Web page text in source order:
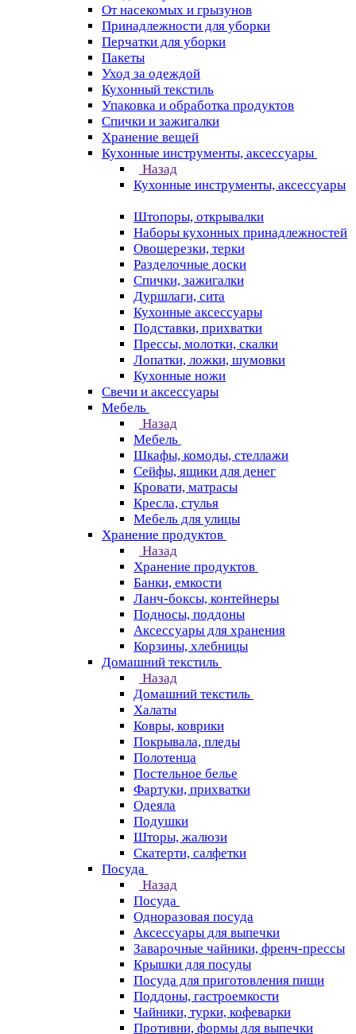
От насекомых и грызунов
Принадлежности для уборки
Перчатки для уборки
Пакеты
Уход за одеждой
Кухонный текстиль
Упаковка и обработка продуктов
Спички и зажигалки
Хранение вещей
Кухонные инструменты, аксессуары
Назад
Кухонные инструменты, аксессуары
Штопоры, открывалки
Наборы кухонных принадлежностей
Овощерезки, терки
Разделочные доски
Спички, зажигалки
Дуршлаги, сита
Кухонные аксессуары
Подставки, прихватки
Прессы, молотки, скалки
Лопатки, ложки, шумовки
Кухонные ножи
Свечи и аксессуары
Мебель
Назад
Мебель
Шкафы, комоды, стеллажи
Сейфы, ящики для денег
Кровати, матрасы
Кресла, стулья
Мебель для улицы
Хранение продуктов
Назад
Хранение продуктов
Банки, емкости
Ланч-боксы, контейнеры
Подносы, поддоны
Аксессуары для хранения
Корзины, хлебницы
Домашний текстиль
Назад
Домашний текстиль
Халаты
Ковры, коврики
Покрывала, пледы
Полотенца
Постельное белье
Фартуки, прихватки
Одеяла
Подушки
Шторы, жалюзи
Скатерти, салфетки
Посуда
Назад
Посуда
Одноразовая посуда
Аксессуары для выпечки
Заварочные чайники, френч-прессы
Крышки для посуды
Посуда для приготовления пищи
Поддоны, гастроемкости
Чайники, турки, кофеварки
Противни, формы для выпечки